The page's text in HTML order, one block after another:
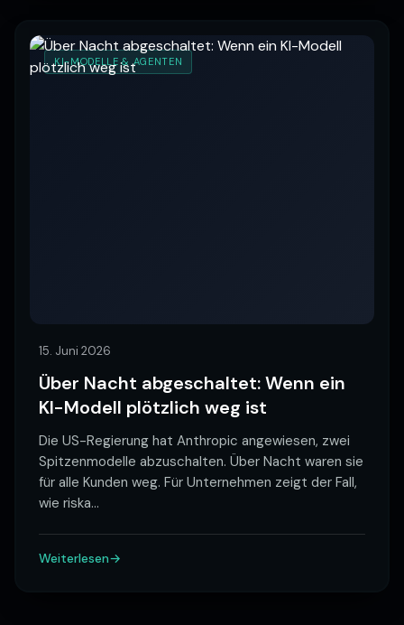
KI-MODELLE & AGENTEN
15. Juni 2026
Über Nacht abgeschaltet: Wenn ein
KI-Modell plötzlich weg ist
Die US-Regierung hat Anthropic angewiesen, zwei
Spitzenmodelle abzuschalten. Über Nacht waren sie
für alle Kunden weg. Für Unternehmen zeigt der Fall,
wie riska…
Weiterlesen